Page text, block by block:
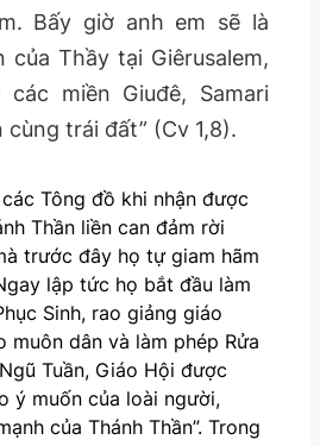
Bấy giờ anh em sẽ là
của Thầy tại Giêrusalem,
miền Giuđê, Samari
cùng trái đất” (Cv 1,8).
Tông đồ khi nhận được
Thần liền can đảm rời
trước đây họ tự giam hãm
lập tức họ bắt đầu làm
Sinh, rao giảng giáo
muôn dân và làm phép Rửa
Tuần, Giáo Hội được
ý muốn của loài người,
của Thánh Thần”. Trong